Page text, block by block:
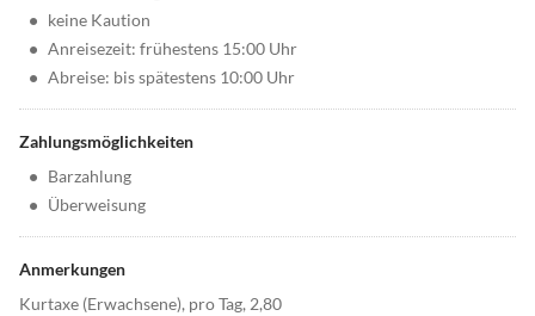
• keine Kaution
• Anreisezeit: frühestens 15:00 Uhr
• Abreise: bis spätestens 10:00 Uhr
Zahlungsmöglichkeiten
• Barzahlung
• Überweisung
Anmerkungen
Kurtaxe (Erwachsene), pro Tag, 2,80